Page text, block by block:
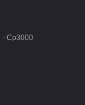
- Cp3000